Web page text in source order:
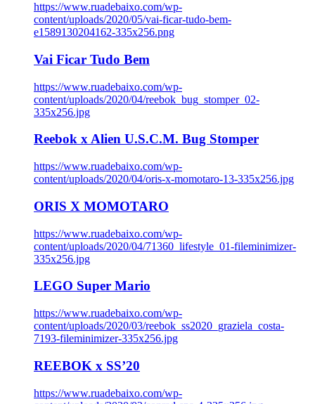
https://www.ruadebaixo.com/wp-
content/uploads/2020/05/vai-ficar-tudo-bem-
e1589130204162-335x256.png
Vai Ficar Tudo Bem
https://www.ruadebaixo.com/wp-
content/uploads/2020/04/reebok_bug_stomper_02-
335x256.jpg
Reebok x Alien U.S.C.M. Bug Stomper
https://www.ruadebaixo.com/wp-
content/uploads/2020/04/oris-x-momotaro-13-335x256.jpg
ORIS X MOMOTARO
https://www.ruadebaixo.com/wp-
content/uploads/2020/04/71360_lifestyle_01-fileminimizer-
335x256.jpg
LEGO Super Mario
https://www.ruadebaixo.com/wp-
content/uploads/2020/03/reebok_ss2020_graziela_costa-
7193-fileminimizer-335x256.jpg
REEBOK x SS’20
https://www.ruadebaixo.com/wp-